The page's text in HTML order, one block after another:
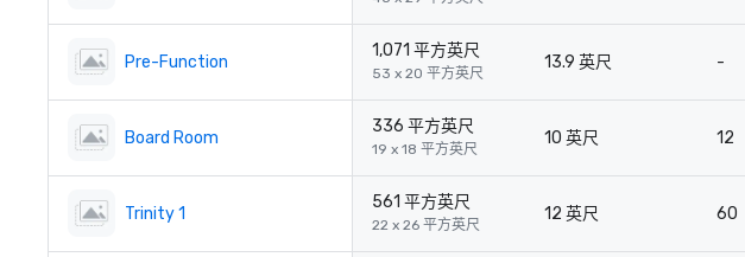
Pre-Function
1,071 平方英尺
53 x 20 平方英尺
13.9 英尺 -
Board Room
336 平方英尺
19 x 18 平方英尺
10 英尺 12
Trinity 1
561 平方英尺
22 x 26 平方英尺
12 英尺 60